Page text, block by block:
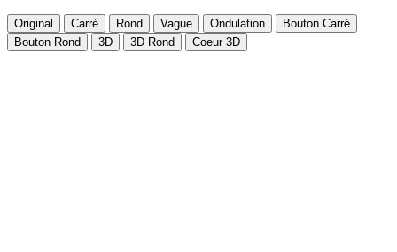
Original Carré Rond Vague Ondulation
Bouton Carré
Bouton Rond
3D 3D Rond Coeur 3D